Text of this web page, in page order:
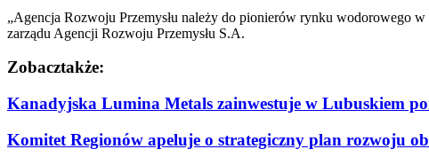
„Agencja Rozwoju Przemysłu należy do pionierów rynku wodorowego
zarządu Agencji Rozwoju Przemysłu S.A.
Zobacztakże:
Kanadyjska Lumina Metals zainwestuje w Lubuskiem
Komitet Regionów apeluje o strategiczny plan rozwoju